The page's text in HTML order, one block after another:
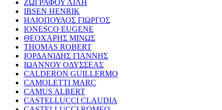
ΖΩΓΡΑΦΟΥ ΛΙΛΗ
IBSEN HENRIK
ΗΛΙΟΠΟΥΛΟΣ ΓΙΩΡΓΟΣ
IONESCO EUGENE
ΘΕΟΧΑΡΗΣ ΜΙΝΩΣ
THOMAS ROBERT
ΙΟΡΔΑΝΙΔΗΣ ΓΙΑΝΝΗΣ
ΙΩΑΝΝΟΥ ΟΔΥΣΣΕΑΣ
CALDERON GUILLERMO
CAMOLETTI MARC
CAMUS ALBERT
CASTELLUCCI CLAUDIA